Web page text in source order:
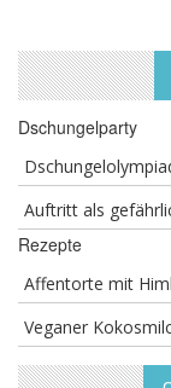
Dschungelparty
Auftritt als
Rezepte
Affentorte mit
Veganer